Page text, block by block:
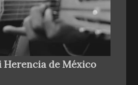
de México